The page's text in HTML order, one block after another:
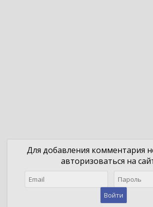
Для добавления комментария
авторизоваться на
Войти